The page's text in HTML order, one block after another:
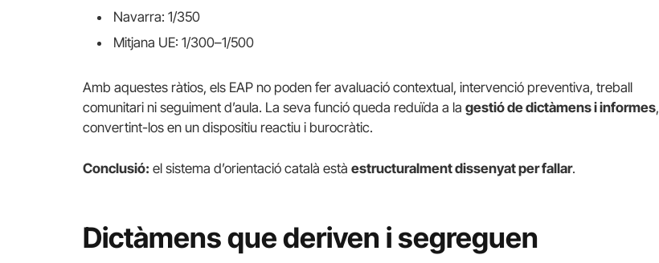
Navarra: 1/350
Mitjana UE: 1/300–1/500
Amb aquestes ràtios, els EAP no poden fer avaluació contextual, intervenció preventiva, treball
comunitari ni seguiment d’aula. La seva funció queda reduïda a la gestió de dictàmens i informes,
convertint-los en un dispositiu reactiu i burocràtic.
Conclusió: el sistema d’orientació català està estructuralment dissenyat per fallar.
Dictàmens que deriven i segreguen